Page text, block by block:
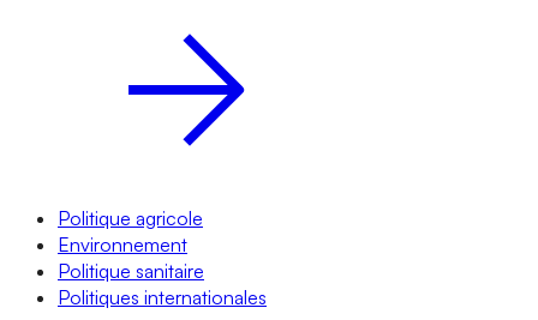
Politique agricole
Environnement
Politique sanitaire
Politiques internationales